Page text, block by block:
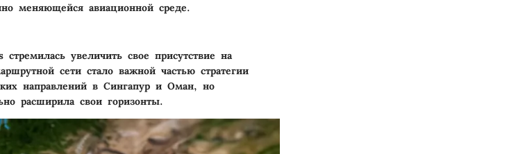
меняющейся авиационной среде.
увеличить свое присутствие на
сети стало важной частью стратегии
направлений в Сингапур и Оман, но
расширила свои горизонты.